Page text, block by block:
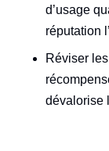
d’usage
réputation
Réviser
dévalorise